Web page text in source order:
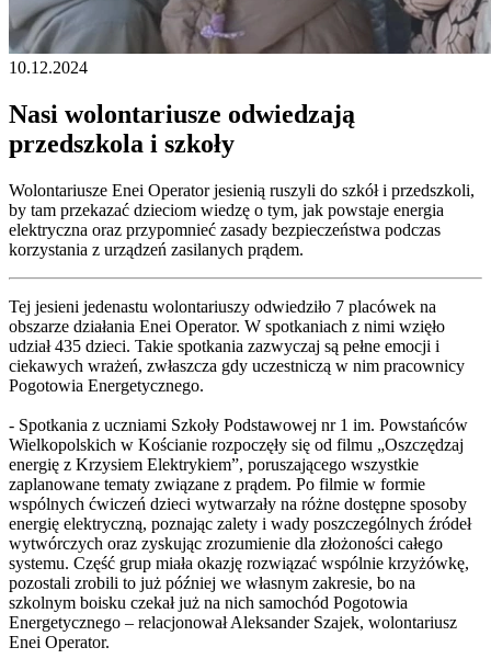
10.12.2024
Nasi wolontariusze odwiedzają
przedszkola i szkoły
Wolontariusze Enei Operator jesienią ruszyli do szkół i przedszkoli,
by tam przekazać dzieciom wiedzę o tym, jak powstaje energia
elektryczna oraz przypomnieć zasady bezpieczeństwa podczas
korzystania z urządzeń zasilanych prądem.
Tej jesieni jedenastu wolontariuszy odwiedziło 7 placówek na
obszarze działania Enei Operator. W spotkaniach z nimi wzięło
udział 435 dzieci. Takie spotkania zazwyczaj są pełne emocji i
ciekawych wrażeń, zwłaszcza gdy uczestniczą w nim pracownicy
Pogotowia Energetycznego.
- Spotkania z uczniami Szkoły Podstawowej nr 1 im. Powstańców
Wielkopolskich w Kościanie rozpoczęły się od filmu „Oszczędzaj
energię z Krzysiem Elektrykiem”, poruszającego wszystkie
zaplanowane tematy związane z prądem. Po filmie w formie
wspólnych ćwiczeń dzieci wytwarzały na różne dostępne sposoby
energię elektryczną, poznając zalety i wady poszczególnych źródeł
wytwórczych oraz zyskując zrozumienie dla złożoności całego
systemu. Część grup miała okazję rozwiązać wspólnie krzyżówkę,
pozostali zrobili to już później we własnym zakresie, bo na
szkolnym boisku czekał już na nich samochód Pogotowia
Energetycznego – relacjonował Aleksander Szajek, wolontariusz
Enei Operator.